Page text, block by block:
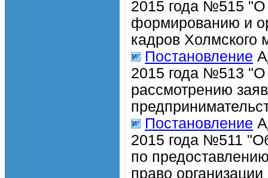
2015 года №515 "О
формированию и
кадров Холмского
Постановление
2015 года №513 "О
рассмотрению
Постановление
2015 года №511
по
право